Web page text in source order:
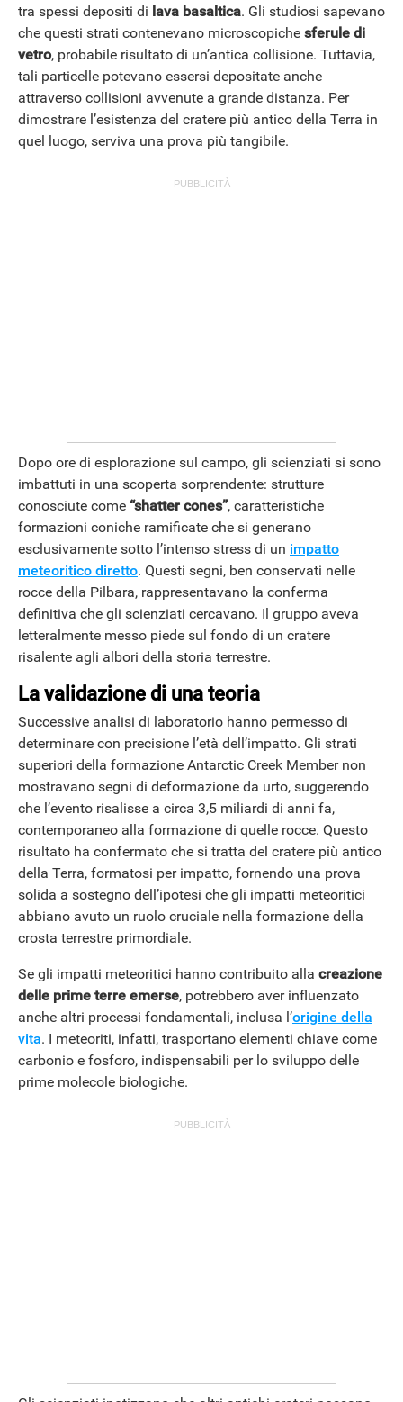
tra spessi depositi di lava basaltica. Gli studiosi sapevano
che questi strati contenevano microscopiche sferule di
vetro, probabile risultato di un’antica collisione. Tuttavia,
tali particelle potevano essersi depositate anche
attraverso collisioni avvenute a grande distanza. Per
dimostrare l’esistenza del cratere più antico della Terra in
quel luogo, serviva una prova più tangibile.
Dopo ore di esplorazione sul campo, gli scienziati si sono
imbattuti in una scoperta sorprendente: strutture
conosciute come “shatter cones”, caratteristiche
formazioni coniche ramificate che si generano
esclusivamente sotto l’intenso stress di un impatto
meteoritico diretto. Questi segni, ben conservati nelle
rocce della Pilbara, rappresentavano la conferma
definitiva che gli scienziati cercavano. Il gruppo aveva
letteralmente messo piede sul fondo di un cratere
risalente agli albori della storia terrestre.
La validazione di una teoria
Successive analisi di laboratorio hanno permesso di
determinare con precisione l’età dell’impatto. Gli strati
superiori della formazione Antarctic Creek Member non
mostravano segni di deformazione da urto, suggerendo
che l’evento risalisse a circa 3,5 miliardi di anni fa,
contemporaneo alla formazione di quelle rocce. Questo
risultato ha confermato che si tratta del cratere più antico
della Terra, formatosi per impatto, fornendo una prova
solida a sostegno dell’ipotesi che gli impatti meteoritici
abbiano avuto un ruolo cruciale nella formazione della
crosta terrestre primordiale.
Se gli impatti meteoritici hanno contribuito alla creazione
delle prime terre emerse, potrebbero aver influenzato
anche altri processi fondamentali, inclusa l’origine della
vita. I meteoriti, infatti, trasportano elementi chiave come
carbonio e fosforo, indispensabili per lo sviluppo delle
prime molecole biologiche.